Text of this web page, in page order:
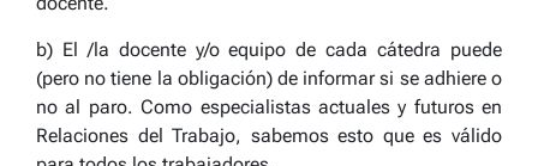
b) El /la docente y/o equipo de cada cátedra puede
(pero no tiene la obligación) de informar si se adhiere o
no al paro. Como especialistas actuales y futuros en
Relaciones del Trabajo, sabemos esto que es válido